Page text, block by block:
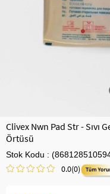
Clivex Nwn Pad Str - Sıvı
Örtüsü
Stok Kodu
0.0(0)